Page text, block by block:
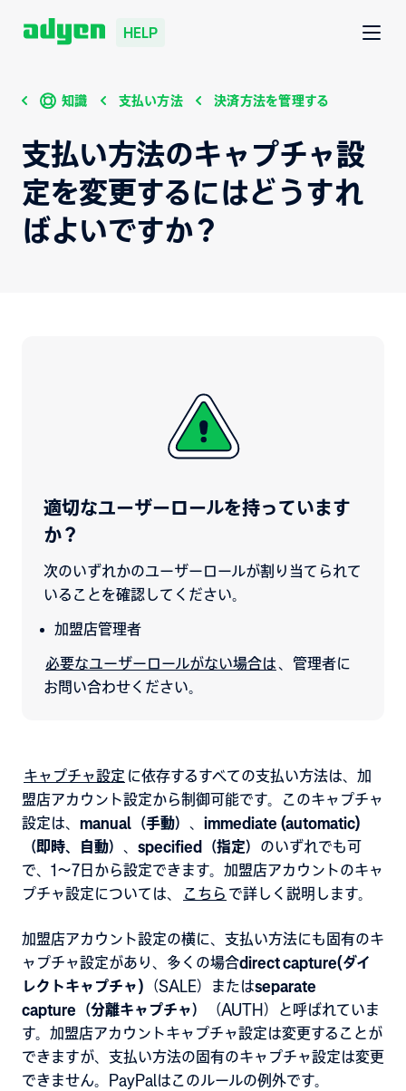
HELP
知識 支払い方法 決済方法を管理する
支払い方法のキャプチャ設
定を変更するにはどうすれ
ばよいですか？
適切なユーザーロールを持っています
か？
次のいずれかのユーザーロールが割り当てられて
いることを確認してください。
加盟店管理者
必要なユーザーロールがない場合は、管理者に
お問い合わせください。
キャプチャ設定 に依存するすべての支払い方法は、加
盟店アカウント設定から制御可能です。このキャプチャ
設定は、 manual（手動） 、 immediate (automatic)
（即時、自動） 、 specified（指定） のいずれでも可
で、1～7日から設定できます。加盟店アカウントのキャ
プチャ設定については、
こちら で詳しく説明します。
加盟店アカウント設定の横に、支払い方法にも固有のキ
ャプチャ設定があり、多くの場合direct capture(ダイ
レクトキャプチャ) （SALE）またはseparate
capture（分離キャプチャ）
（AUTH）と呼ばれていま
す。加盟店アカウントキャプチャ設定は変更することが
できますが、支払い方法の固有のキャプチャ設定は変更
できません。PayPalはこのルールの例外です。